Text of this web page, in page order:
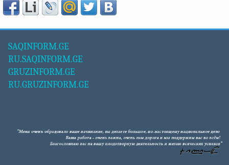
SAQINFORM.GE
RU.SAQINFORM.GE
GRUZINFORM.GE
RU.GRUZINFORM.GE